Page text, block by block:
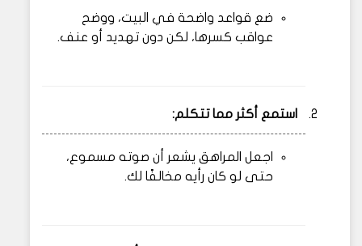
ضع قواعد واضحة في البيت، ووضح
عواقب كسرها، لكن دون تهديد أو عنف.
استمع أكثر مما تتكلم:
اجعل المراهق يشعر أن صوته مسموع،
حتى لو كان رأيه مخالفًا لك.